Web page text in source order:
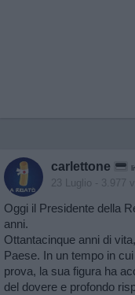
carlettone
23 Luglio - 3.977
Oggi il Presidente della
anni.
Ottantacinque anni di
Paese. In un tempo in
prova, la sua figura ha
del dovere e profondo